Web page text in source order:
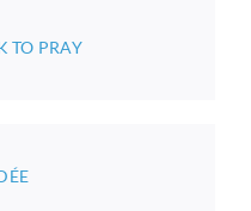
TO PRAY